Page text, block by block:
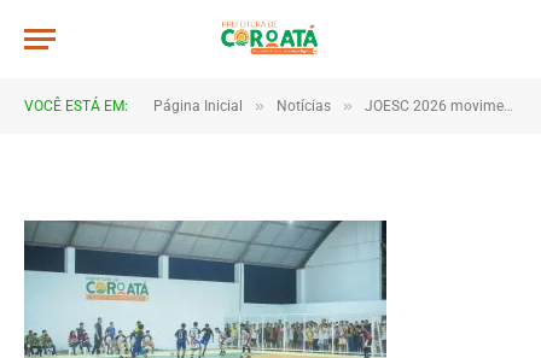
VOCÊ ESTÁ EM: Página Inicial » Notícias » JOESC 2026 movimenta escolas e reúne estudantes em grande celebração do esporte em Coroatá
JWR_8422